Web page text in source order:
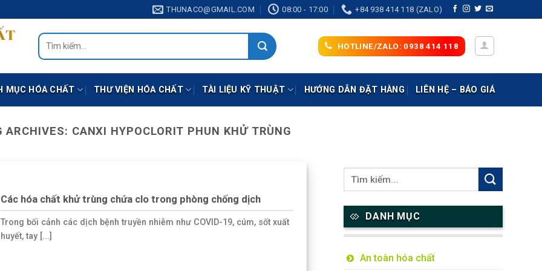
THUNACO@GMAIL.COM 08:00 - 17:00 +84 938 414 118 (ZALO)
Tìm
kiếm:
HOTLINE/ZALO: 0938 414 118
MỤC HÓA CHẤT THƯ VIỆN HÓA CHẤT TÀI LIỆU KỸ THUẬT HƯỚNG DẪN ĐẶT HÀNG LIÊN HỆ – BÁO GIÁ
ARCHIVES: CANXI HYPOCLORIT PHUN KHỬ TRÙNG
Các hóa chất khử trùng chứa clo trong phòng chống dịch
Trong bối cảnh các dịch bệnh truyền nhiễm như COVID-19, cúm, sốt xuất
huyết, tay [...]
DANH MỤC
An toàn hóa chất